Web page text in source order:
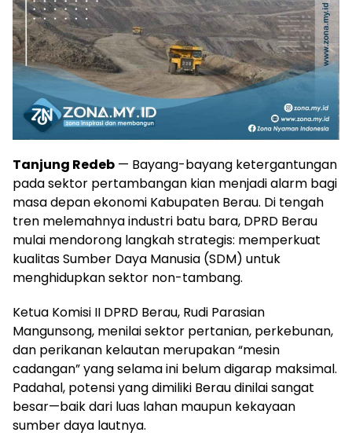
Tanjung Redeb — Bayang-bayang ketergantungan
pada sektor pertambangan kian menjadi alarm bagi
masa depan ekonomi Kabupaten Berau. Di tengah
tren melemahnya industri batu bara, DPRD Berau
mulai mendorong langkah strategis: memperkuat
kualitas Sumber Daya Manusia (SDM) untuk
menghidupkan sektor non-tambang.
Ketua Komisi II DPRD Berau, Rudi Parasian
Mangunsong, menilai sektor pertanian, perkebunan,
dan perikanan kelautan merupakan “mesin
cadangan” yang selama ini belum digarap maksimal.
Padahal, potensi yang dimiliki Berau dinilai sangat
besar—baik dari luas lahan maupun kekayaan
sumber daya lautnya.